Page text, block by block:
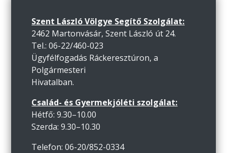
Szent László Völgye Segítő Szolgálat:
2462 Martonvásár, Szent László út 24.
Tel.: 06-22/460-023
Ügyfélfogadás Ráckeresztúron, a
Polgármesteri
Hivatalban.
Család- és Gyermekjóléti szolgálat:
Hétfő: 9.30–10.00
Szerda: 9.30–10.30
Telefon: 06-20/852-0334